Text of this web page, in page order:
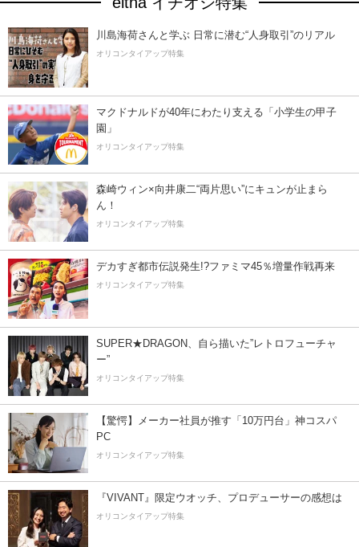
川島海荷さんと学ぶ 日常に潜む“人身取引”のリアル
オリコンタイアップ特集
マクドナルドが40年にわたり支える「小学生の甲子
園」
オリコンタイアップ特集
森崎ウィン×向井康二“両片思い”にキュンが止まら
ん！
オリコンタイアップ特集
デカすぎ都市伝説発生!?ファミマ45％増量作戦再来
オリコンタイアップ特集
SUPER★DRAGON、自ら描いた”レトロフューチャ
ー”
オリコンタイアップ特集
【驚愕】メーカー社員が推す「10万円台」神コスパ
PC
オリコンタイアップ特集
『VIVANT』限定ウオッチ、プロデューサーの感想は
オリコンタイアップ特集